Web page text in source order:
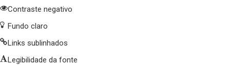
Contraste negativo
Fundo claro
Links sublinhados
Legibilidade da fonte